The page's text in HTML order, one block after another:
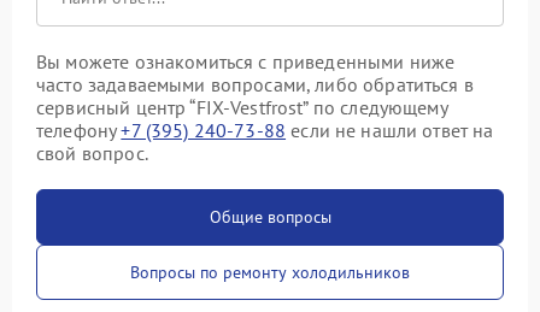
Вы можете ознакомиться с приведенными ниже
часто задаваемыми вопросами, либо обратиться в
сервисный центр “FIX-Vestfrost” по следующему
телефону+7 (395) 240-73-88 если не нашли ответ на
свой вопрос.
Общие вопросы
Вопросы по ремонту холодильников